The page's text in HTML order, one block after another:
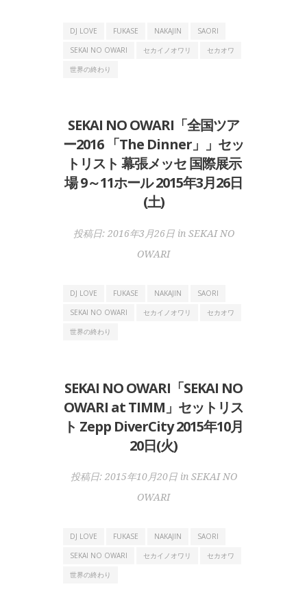
DJ LOVE FUKASE NAKAJIN
SAORI
SEKAI NO OWARI
セカイノオワリ
セカオワ
世界の終わり
SEKAI NO OWARI「全国ツア
ー2016 「The Dinner」」セッ
トリスト 幕張メッセ 国際展示
場 9～11ホール 2015年3月26日
(土)
投稿日: 2016年3月26日in SEKAI NO
OWARI
DJ LOVE FUKASE NAKAJIN
SAORI
SEKAI NO OWARI
セカイノオワリ
セカオワ
世界の終わり
SEKAI NO OWARI「SEKAI NO
OWARI at TIMM」セットリス
ト Zepp DiverCity 2015年10月
20日(火)
投稿日: 2015年10月20日in SEKAI NO
OWARI
DJ LOVE FUKASE NAKAJIN
SAORI
SEKAI NO OWARI
セカイノオワリ
セカオワ
世界の終わり